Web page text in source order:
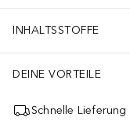
INHALTSSTOFFE
DEINE VORTEILE
Schnelle